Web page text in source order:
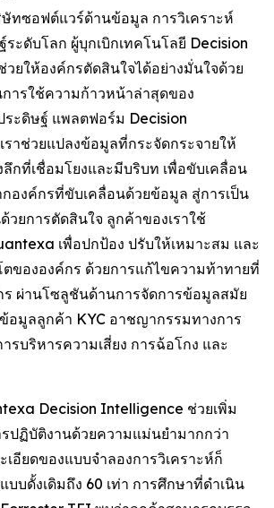
ทซอฟต์แวร์ด้านข้อมูล การวิเคราะห์
ะดับโลก ผู้บุกเบิกเทคโนโลยี Decision
ยให้องค์กรตัดสินใจได้อย่างมั่นใจด้วย
ารใช้ความก้าวหน้าล่าสุดของ
ะดิษฐ์ แพลตฟอร์ม Decision
าช่วยแปลงข้อมูลที่กระจัดกระจายให้
ลึกที่เชื่อมโยงและมีบริบท เพื่อขับเคลื่อน
กองค์กรที่ขับเคลื่อนด้วยข้อมูล สู่การเป็น
วยการตัดสินใจ ลูกค้าของเราใช้
เพื่อปกป้อง ปรับให้เหมาะสม และ
ตขององค์กร ด้วยการแก้ไขความท้าทายที่
ผ่านโซลูชันด้านการจัดการข้อมูลสมัย
อมูลลูกค้า KYC อาชญากรรมทางการ
ารบริหารความเสี่ยง การฉ้อโกง และ
Decision Intelligence ช่วยเพิ่ม
ปฏิบัติงานด้วยความแม่นยำมากกว่า
อียดของแบบจำลองการวิเคราะห์ก็
บบดั้งเดิมถึง 60 เท่า การศึกษาที่ดำเนิน